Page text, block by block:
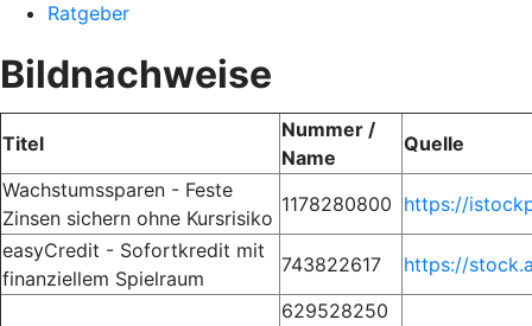
Ratgeber
Bildnachweise
Titel
Nummer /
Name
Quelle
Wachstumssparen - Feste
Zinsen sichern ohne Kursrisiko
1178280800 https://
easyCredit - Sofortkredit mit
finanziellem Spielraum
743822617 https://
629528250